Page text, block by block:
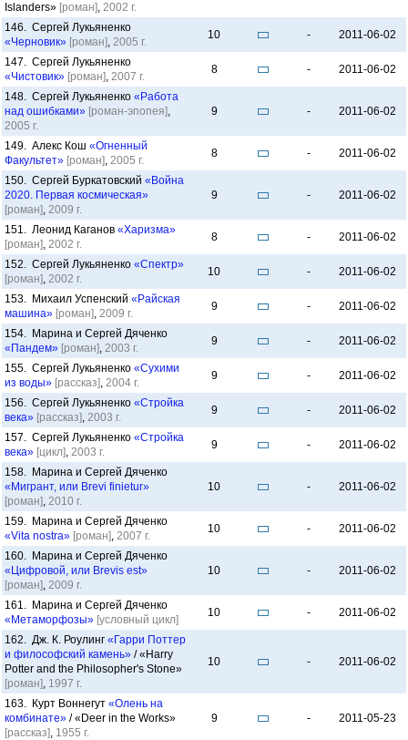
Islanders» [роман], 2002 г.
146. Сергей Лукьяненко
«Черновик» [роман], 2005 г.
10 - 2011-06-02
147. Сергей Лукьяненко
«Чистовик» [роман], 2007 г.
8 - 2011-06-02
148. Сергей Лукьяненко «Работа
над ошибками» [роман-эпопея],
2005 г.
9 - 2011-06-02
149. Алекс Кош «Огненный
Факультет» [роман], 2005 г.
8 - 2011-06-02
150. Сергей Буркатовский «Война
2020. Первая космическая»
[роман], 2009 г.
9 - 2011-06-02
151. Леонид Каганов «Харизма»
[роман], 2002 г.
8 - 2011-06-02
152. Сергей Лукьяненко «Спектр»
[роман], 2002 г.
10 - 2011-06-02
153. Михаил Успенский «Райская
машина» [роман], 2009 г.
9 - 2011-06-02
154. Марина и Сергей Дяченко
«Пандем» [роман], 2003 г.
9 - 2011-06-02
155. Сергей Лукьяненко «Сухими
из воды» [рассказ], 2004 г.
9 - 2011-06-02
156. Сергей Лукьяненко «Стройка
века» [рассказ], 2003 г.
9 - 2011-06-02
157. Сергей Лукьяненко «Стройка
века» [цикл], 2003 г.
9 - 2011-06-02
158. Марина и Сергей Дяченко
«Мигрант, или Brevi finietur»
[роман], 2010 г.
10 - 2011-06-02
159. Марина и Сергей Дяченко
«Vita nostra» [роман], 2007 г.
10 - 2011-06-02
160. Марина и Сергей Дяченко
«Цифровой, или Brevis est»
[роман], 2009 г.
10 - 2011-06-02
161. Марина и Сергей Дяченко
«Метаморфозы» [условный цикл]
10 - 2011-06-02
162. Дж. К. Роулинг «Гарри Поттер
и философский камень» / «Harry
Potter and the Philosopher's Stone»
[роман], 1997 г.
10 - 2011-06-02
163. Курт Воннегут «Олень на
комбинате» / «Deer in the Works»
[рассказ], 1955 г.
9 - 2011-05-23